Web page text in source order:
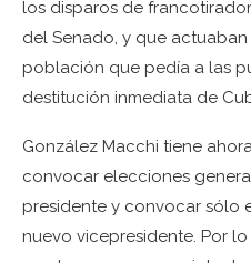
los disparos de
del Senado, y que
población que pedía a las
destitución inmediata de
González Macchi tiene
convocar elecciones
presidente y convocar sólo
nuevo vicepresidente. Por